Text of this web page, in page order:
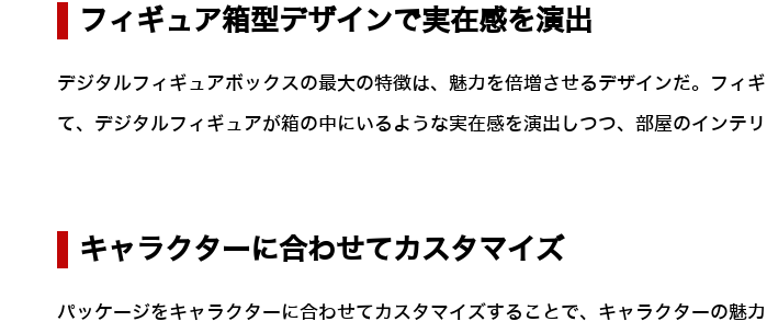
フィギュア箱型デザインで実在感を演出
デジタルフィギュアボックスの最大の特徴は、魅力を倍増させるデザインだ。フィ
て、デジタルフィギュアが箱の中にいるような実在感を演出しつつ、部屋のインテリ
キャラクターに合わせてカスタマイズ
パッケージをキャラクターに合わせてカスタマイズすることで、キャラクターの魅力